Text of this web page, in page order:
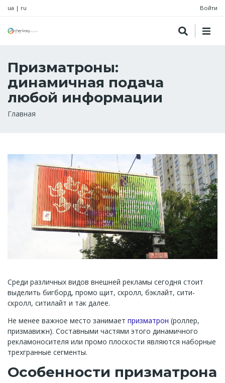
ua | ru Войти
Призматроны:
динамичная подача
любой информации
Строка
Главная
Среди различных видов внешней рекламы сегодня стоит
выделить бигборд, промо щит, скролл, бэклайт, сити-
скролл, ситилайт и так далее.
Не менее важное место занимает призматрон (роллер,
призмавижн). Составными частями этого динамичного
рекламоносителя или промо плоскости являются наборные
трехгранные сегменты.
Особенности призматрона